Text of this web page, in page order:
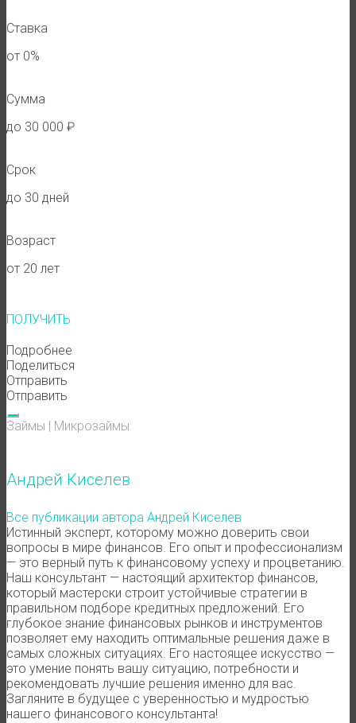
Ставка
от 0%
Сумма
до 30 000 ₽
Срок
до 30 дней
Возраст
от 20 лет
ПОЛУЧИТЬ
Подробнее
Поделиться
Отправить
Отправить
Займы
Микрозаймы
Андрей Киселев
Все публикации автора Андрей Киселев
Истинный эксперт, которому можно доверить свои
вопросы в мире финансов. Его опыт и профессионализм
— это верный путь к финансовому успеху и процветанию.
Наш консультант — настоящий архитектор финансов,
который мастерски строит устойчивые стратегии в
правильном подборе кредитных предложений. Его
глубокое знание финансовых рынков и инструментов
позволяет ему находить оптимальные решения даже в
самых сложных ситуациях. Его настоящее искусство —
это умение понять вашу ситуацию, потребности и
рекомендовать лучшие решения именно для вас.
Загляните в будущее с уверенностью и мудростью
нашего финансового консультанта!